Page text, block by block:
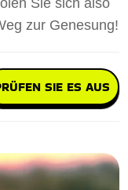
Sie sich also
zur Genesung!
SIE ES AUS